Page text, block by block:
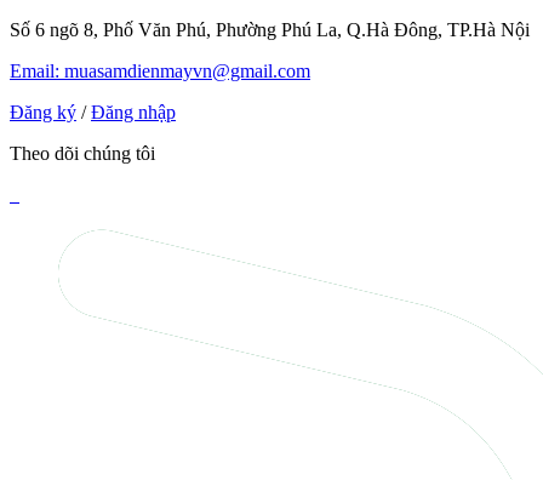
Số 6 ngõ 8, Phố Văn Phú, Phường Phú La, Q.Hà Đông, TP.Hà Nội
Email: muasamdienmayvn@gmail.com
Đăng ký / Đăng nhập
Theo dõi chúng tôi